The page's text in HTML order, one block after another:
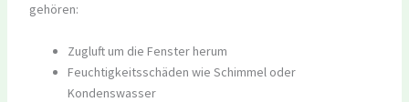
gehören:
Zugluft um die Fenster herum
Feuchtigkeitsschäden wie Schimmel oder
Kondenswasser